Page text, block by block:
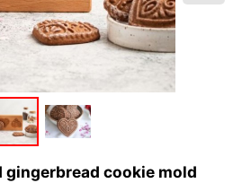
gingerbread cookie mold